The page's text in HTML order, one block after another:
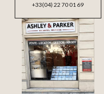
+33(04) 22 70 01 69